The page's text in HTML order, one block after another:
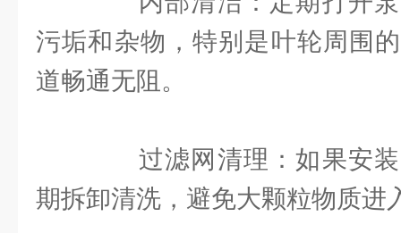
污垢和杂物，特别是叶轮周围
道畅通无阻。
过滤网清理：如果安装
期拆卸清洗，避免大颗粒物质进